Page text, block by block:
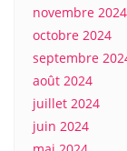
novembre 2024
octobre 2024
septembre
août 2024
juillet 2024
juin 2024